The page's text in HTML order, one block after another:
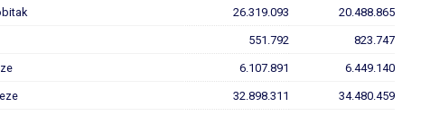
26.319.093 20.488.865
551.792 823.747
6.107.891 6.449.140
32.898.311 34.480.459